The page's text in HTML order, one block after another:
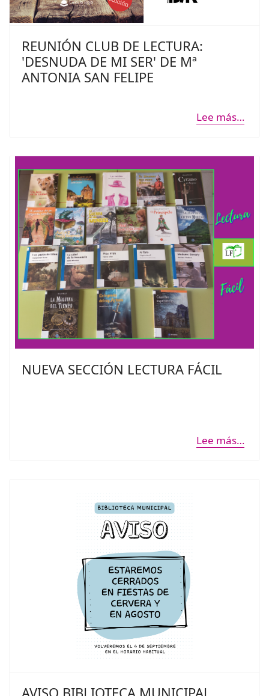
REUNIÓN CLUB DE LECTURA:
'DESNUDA DE MI SER' DE Mª
ANTONIA SAN FELIPE
Lee más…
NUEVA SECCIÓN LECTURA FÁCIL
Lee más…
AVISO BIBLIOTECA MUNICIPAL